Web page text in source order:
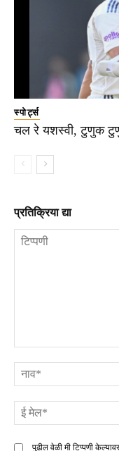
स्पोर्ट्स
चल रे यशस्वी, टुणुक
प्रतिक्रिया द्या
पुढील वेळी मी टिप्पणी